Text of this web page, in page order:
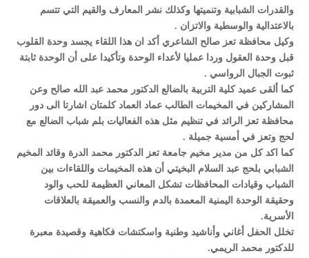
والقدرات الشبابية وتنميتها وكذلك نشر المعارف والقيم التي تتسم
بالاعتدالية والوسطية والاتزان .
وكيل محافظة تعز صالح الشاعري أكد ان هذا اللقاء يجسد وحدة القلوب
قبل وحدة العقول وردا عمليا لأعداء الوحدة وتأكيدا على أن الوحدة ثابتة
ثبوت الجبال الرواسي .
كما ألقى عميد كلية التربية بالضالع الدكتور محمد عبد الله صالح وعن
المشاركين في المخيمات الطالب عماد العماد كلمتان اشارتا الى دور
محافظة تعز الرائد في تنظيم مثل هذه الفعاليات بلم شباب الضالع مع
لحج وتعز في أمسية جميلة .
كما اكد كل من مدير مخيم جامعة تعز الدكتور محمد الدرة وقائد المخيم
الشبابي بلحج عبد السلام البخيتي أن هذه المخيمات واللقاءات بين
الشباب وقيادات المحافظات تشكل المعاني العظيمة للحب والود
وحقيقة الوحدة اليمنية المعمدة بالدم والنسب والعميقة بالعلاقات
الأسرية.
تخلل الحفل أغاني وأناشيد وطنية واسكتشات فكاهية وقصيدة معبرة
للدكتور محمد الريمي.